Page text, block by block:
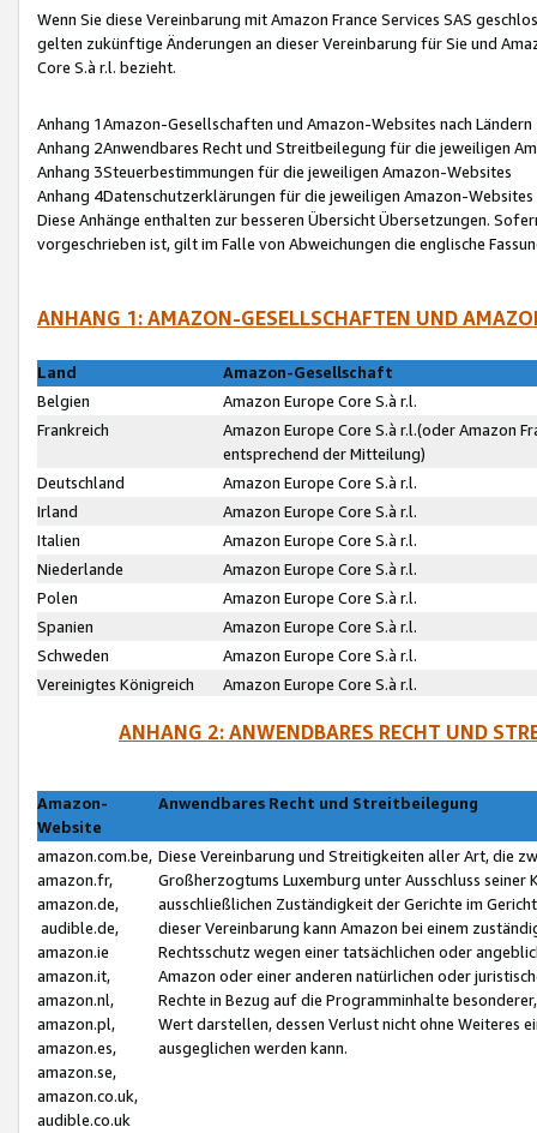
Wenn Sie diese Vereinbarung mit Amazon France Services SAS
gelten zukünftige Änderungen an dieser Vereinbarung für Sie und
Core S.à r.l. bezieht.
Anhang 1Amazon-Gesellschaften und Amazon-Websites nach Ländern
Anhang 2Anwendbares Recht und Streitbeilegung für die jeweiligen
Anhang 3Steuerbestimmungen für die jeweiligen Amazon-Websites
Anhang 4Datenschutzerklärungen für die jeweiligen Amazon-Websites
Diese Anhänge enthalten zur besseren Übersicht Übersetzungen.
vorgeschrieben ist, gilt im Falle von Abweichungen die englische
ANHANG 1: AMAZON-GESELLSCHAFTEN UND
Land
Amazon-Gesellschaft
Belgien
Amazon Europe Core S.à r.l.
Frankreich
Amazon Europe Core S.à r.l.(oder Amazon
entsprechend der Mitteilung)
Deutschland
Amazon Europe Core S.à r.l.
Irland
Amazon Europe Core S.à r.l.
Italien
Amazon Europe Core S.à r.l.
Niederlande
Amazon Europe Core S.à r.l.
Polen
Amazon Europe Core S.à r.l.
Spanien
Amazon Europe Core S.à r.l.
Schweden
Amazon Europe Core S.à r.l.
Vereinigtes Königreich
Amazon Europe Core S.à r.l.
ANHANG 2: ANWENDBARES RECHT UND
Amazon-
Website
Anwendbares Recht und Streitbeilegung
amazon.com.be,
amazon.fr,
amazon.de,
audible.de,
amazon.ie
amazon.it,
amazon.nl,
amazon.pl,
amazon.es,
amazon.se,
amazon.co.uk,
audible.co.uk
Diese Vereinbarung und Streitigkeiten aller Art, die
Großherzogtums Luxemburg unter Ausschluss
ausschließlichen Zuständigkeit der Gerichte im
dieser Vereinbarung kann Amazon bei einem
Rechtsschutz wegen einer tatsächlichen oder
Amazon oder einer anderen natürlichen oder
Rechte in Bezug auf die Programminhalte
Wert darstellen, dessen Verlust nicht ohne Weiteres
ausgeglichen werden kann.